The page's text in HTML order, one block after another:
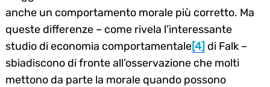
anche un comportamento morale più corretto. Ma
queste differenze – come rivela l’interessante
studio di economia comportamentale[4] di Falk –
sbiadiscono di fronte all’osservazione che molti
mettono da parte la morale quando possono